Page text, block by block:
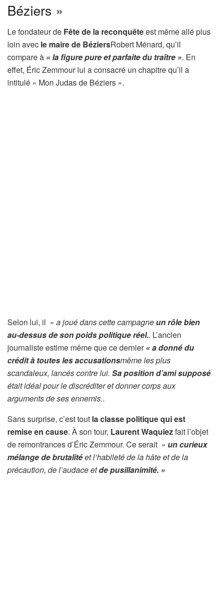
Béziers »
Le fondateur de Fête de la reconquêteest même allé plus
loin avec le maire de BéziersRobert Ménard, qu’il
compare à « la figure pure et parfaite du traître ». En
effet, Éric Zemmour lui a consacré un chapitre qu’il a
intitulé « Mon Judas de Béziers ».
Selon lui, il » a joué dans cette campagneun rôle bien
au-dessus de son poids politique réel.. L’ancien
journaliste estime même que ce dernier« a donné du
crédit à toutes les accusationsmême les plus
scandaleux, lancés contre lui. Sa position d’ami supposé
était idéal pour le discréditer et donner corps aux
arguments de ses ennemis..
Sans surprise, c’est tout la classe politique qui est
remise en cause. À son tour, Laurent Waquiezfait l’objet
de remontrances d’Éric Zemmour. Ce serait » un curieux
mélange de brutalitéet l’habileté de la hâte et de la
précaution, de l’audace etde pusillanimité. »